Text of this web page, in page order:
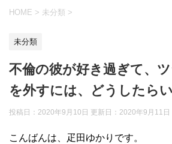
HOME > 未分類 >
未分類
不倫の彼が好き過ぎて、
を外すには、どうしたら
投稿日：2020年9月10日 更新日： 2020年9月11日
こんばんは、疋田ゆかりです。